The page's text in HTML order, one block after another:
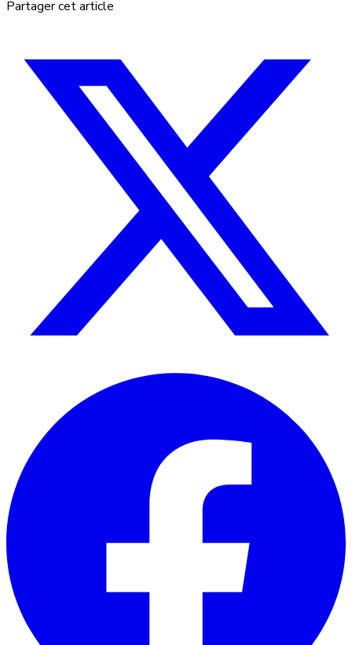
Partager cet article